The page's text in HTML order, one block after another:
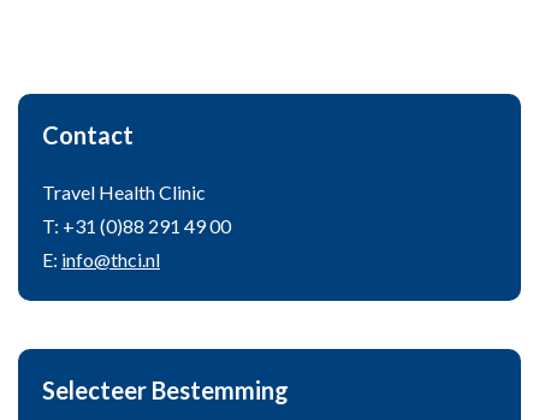
Contact
Travel Health Clinic
T: +31 (0)88 291 49 00
E: info@thci.nl
Selecteer Bestemming